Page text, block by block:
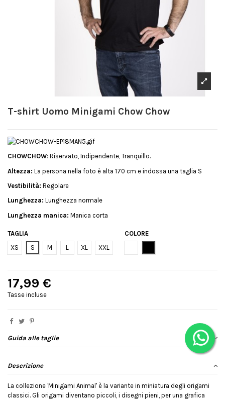
T-shirt Uomo Minigami Chow Chow
CHOWCHOW: Riservato, Indipendente, Tranquillo.
Altezza: La persona nella foto è alta 170 cm e indossa una taglia S
Vestibilità: Regolare
Lunghezza: Lunghezza normale
Lunghezza manica: Manica corta
TAGLIA
XS
S M L XL XXL
COLORE
17,99 €
Tasse incluse
Guida alle taglie
Descrizione
La collezione 'Minigami Animal' è la variante in miniatura degli origami
classici. Gli origami diventano piccoli, i disegni pieni, per una grafica